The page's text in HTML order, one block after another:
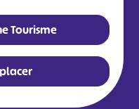
Tourisme